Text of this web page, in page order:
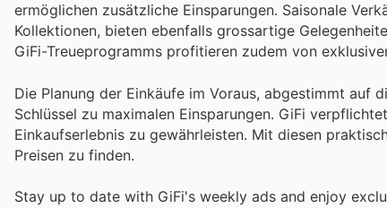
ermöglichen zusätzliche Einsparungen. Saisonale
Kollektionen, bieten ebenfalls grossartige
GiFi-Treueprogramms profitieren zudem von
Die Planung der Einkäufe im Voraus, abgestimmt auf
Schlüssel zu maximalen Einsparungen. GiFi
Einkaufserlebnis zu gewährleisten. Mit diesen
Preisen zu finden.
Stay up to date with GiFi's weekly ads and enjoy